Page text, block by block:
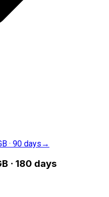
· 90 days →
· 180 days